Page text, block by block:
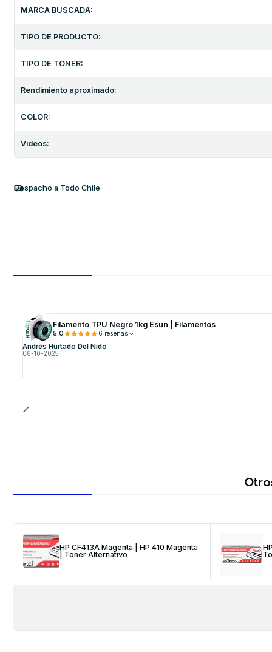
MARCA BUSCADA:
TIPO DE PRODUCTO:
TIPO DE TONER:
Rendimiento aproximado:
COLOR:
Videos:
Despacho a Todo Chile
Filamento TPU Negro 1kg Esun | Filamentos
5.0 6 reseñas
Andrés Hurtado Del Nido
06-10-2025
HP CF413A Magenta | HP 410 Magenta
| Toner Alternativo